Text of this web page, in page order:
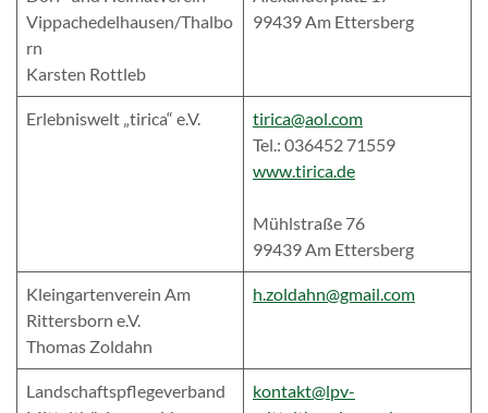
Vippachedelhausen/Thalbo
rn
Karsten Rottleb
99439 Am Ettersberg
Erlebniswelt „tirica“ e.V.
tirica@aol.com
Tel.: 036452 71559
www.tirica.de
Mühlstraße 76
99439 Am Ettersberg
Kleingartenverein Am
Rittersborn e.V.
Thomas Zoldahn
h.zoldahn@gmail.com
Landschaftspflegeverband
kontakt@lpv-